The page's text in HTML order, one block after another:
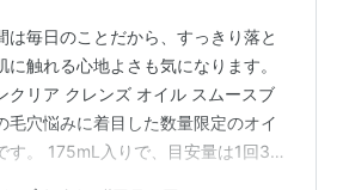
は毎日のことだから、すっきり落と
触れる心地よさも気になります。
クリア クレンズ オイル スムースブ
毛穴悩みに着目した数量限定のオイ
す。 175mL入りで、目安量は1回3プ